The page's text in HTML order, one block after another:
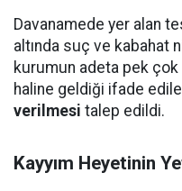
Davanamede yer alan
altında suç ve kabahat
kurumun adeta pek çok
haline geldiği ifade
verilmesi talep edildi.
Kayyım Heyetinin